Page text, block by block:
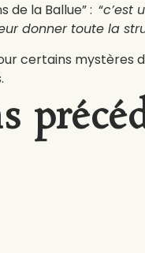
de la Ballue” : “c’est
donner toute la
certains mystères